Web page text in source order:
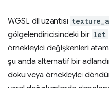
WGSL dil uzantısı
gölgelendiricisindeki bir let
örnekleyici değişkenleri
şu anda alternatif bir
doku veya örnekleyici